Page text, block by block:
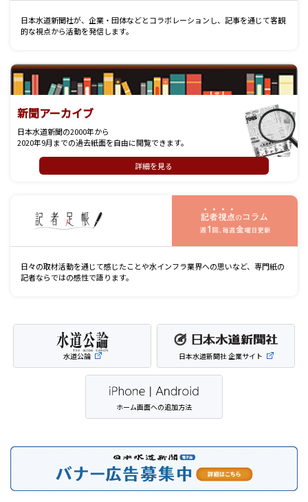
日本水道新聞社が、企業・団体などとコラボレーションし、記事を通じて客観
的な視点から活動を発信します。
新聞アーカイブ
日本水道新聞の2000年から
2020年9月までの過去紙面を自由に閲覧できます。
詳細を見る
日々の取材活動を通じて感じたことや水インフラ業界への思いなど、専門紙の
記者ならではの感性で語ります。
水道公論 日本水道新聞社 企業サイト
ホーム画面への追加方法